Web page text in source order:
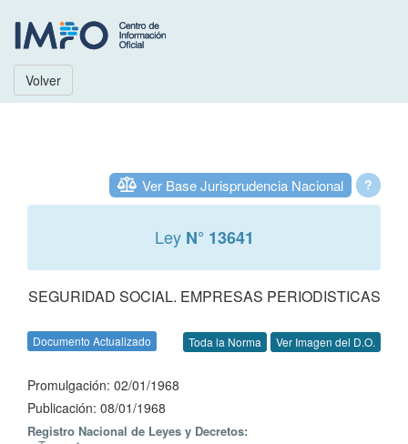
Volver
?
Ver Base Jurisprudencia Nacional
Ley N° 13641
SEGURIDAD SOCIAL. EMPRESAS PERIODISTICAS
Documento Actualizado Toda la Norma Ver Imagen del D.O.
Promulgación: 02/01/1968
Publicación: 08/01/1968
Registro Nacional de Leyes y Decretos: